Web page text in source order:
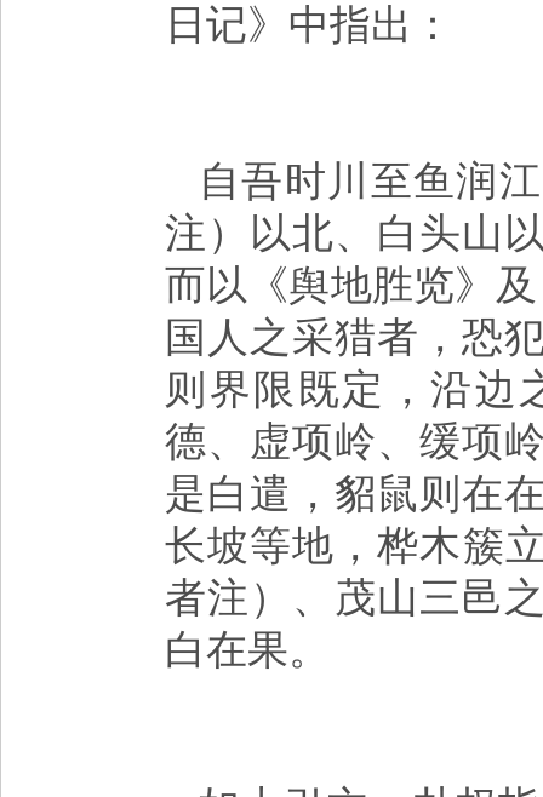
日记》中指出：
自吾时川至鱼润
注）以北、白头山
而以《舆地胜览》
国人之采猎者，恐
则界限既定，沿边
德、虚项岭、缓项
是白遣，貂鼠则在
长坡等地，桦木簇
者注）、茂山三邑
白在果。